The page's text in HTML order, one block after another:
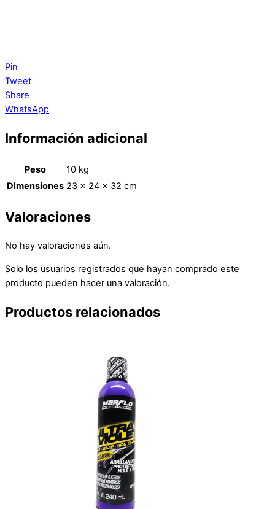
Pin
Tweet
Share
WhatsApp
Información adicional
Peso
10 kg
Dimensiones 23 × 24 × 32 cm
Valoraciones
No hay valoraciones aún.
Solo los usuarios registrados que hayan comprado este
producto pueden hacer una valoración.
Productos relacionados